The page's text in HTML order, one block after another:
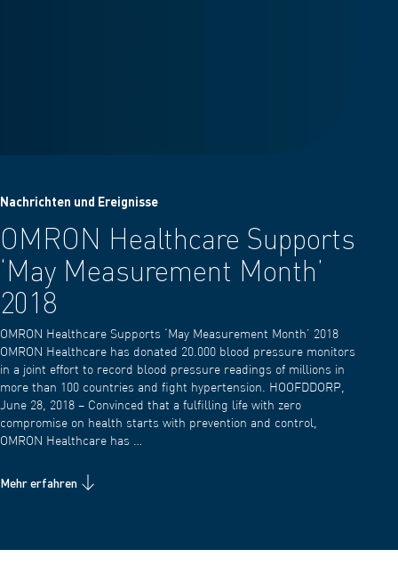
Nachrichten und Ereignisse
OMRON Healthcare Supports
‘May Measurement Month’
2018
OMRON Healthcare Supports ‘May Measurement Month’ 2018
OMRON Healthcare has donated 20.000 blood pressure monitors
in a joint effort to record blood pressure readings of millions in
more than 100 countries and fight hypertension. HOOFDDORP,
June 28, 2018 – Convinced that a fulfilling life with zero
compromise on health starts with prevention and control,
OMRON Healthcare has …
Mehr erfahren